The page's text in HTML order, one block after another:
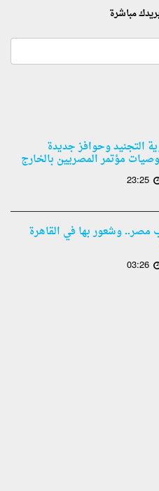
مباشرة
التجنيد وحوافز جديدة
مؤتمر المصريين بالخارج
23:25
وشعور بها في القاهرة
03:26